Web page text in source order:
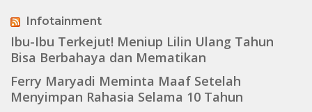
Infotainment
Ibu-Ibu Terkejut! Meniup Lilin Ulang Tahun
Bisa Berbahaya dan Mematikan
Ferry Maryadi Meminta Maaf Setelah
Menyimpan Rahasia Selama 10 Tahun